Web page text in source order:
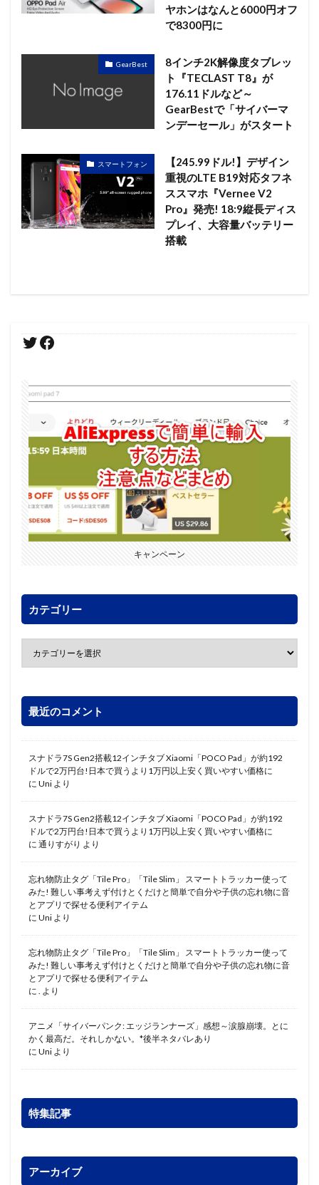
ヤホンはなんと6000円オフ
で8300円に
GearBest
8インチ2K解像度タブレッ
ト『TECLAST T8』が
176.11ドルなど～
GearBestで「サイバーマ
ンデーセール」がスタート
スマートフォン
【245.99ドル!】デザイン
重視のLTE B19対応タフネ
ススマホ『Vernee V2
Pro』発売! 18:9縦長ディス
プレイ、大容量バッテリー
搭載
キャンペーン
カテゴリー
最近のコメント
スナドラ7S Gen2搭載12インチタブ Xiaomi「POCO Pad」が約192
ドルで2万円台!日本で買うより1万円以上安く買いやすい価格に
に Uni より
スナドラ7S Gen2搭載12インチタブ Xiaomi「POCO Pad」が約192
ドルで2万円台!日本で買うより1万円以上安く買いやすい価格に
に 通りすがり より
忘れ物防止タグ「Tile Pro」「Tile Slim」 スマートトラッカー使って
みた! 難しい事考えず付けとくだけと簡単で自分や子供の忘れ物に音
とアプリで探せる便利アイテム
に Uni より
忘れ物防止タグ「Tile Pro」「Tile Slim」 スマートトラッカー使って
みた! 難しい事考えず付けとくだけと簡単で自分や子供の忘れ物に音
とアプリで探せる便利アイテム
に
より
アニメ「サイバーパンク: エッジランナーズ」感想～涙腺崩壊。とに
かく最高だ。それしかない。*後半ネタバレあり
に Uni より
特集記事
アーカイブ